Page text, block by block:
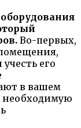
Во-первых,
его
в вашем
необходимую